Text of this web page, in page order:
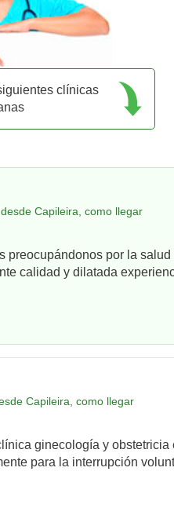
clínicas
Capileira, como llegar
preocupándonos por la
calidad y dilatada
Capileira, como llegar
ginecología y obstetricia
para la interrupción